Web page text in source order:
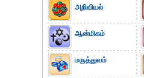
அறிவியல்
ஆன்மிகம்
மருத்துவம்